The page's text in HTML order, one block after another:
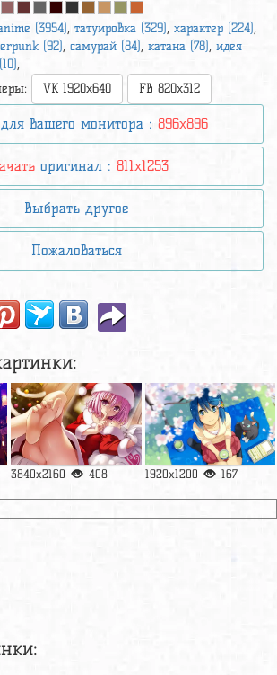
(3954), татуировка (329), характер (224),
(92), самурай (84), катана (78), идея
,
VK 1920x640 FB 820x312
для вашего монитора : 896x896
оригинал : 811x1253
Выбрать другое
Пожаловаться
3840x2160 408 1920x1200 167